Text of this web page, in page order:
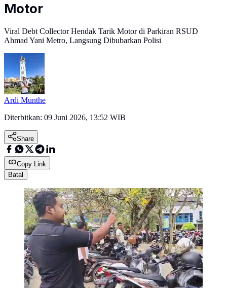
Motor
Viral Debt Collector Hendak Tarik Motor di Parkiran RSUD
Ahmad Yani Metro, Langsung Dibubarkan Polisi
Ardi Munthe
Diterbitkan: 09 Juni 2026, 13:52 WIB
Share
Copy Link
Batal